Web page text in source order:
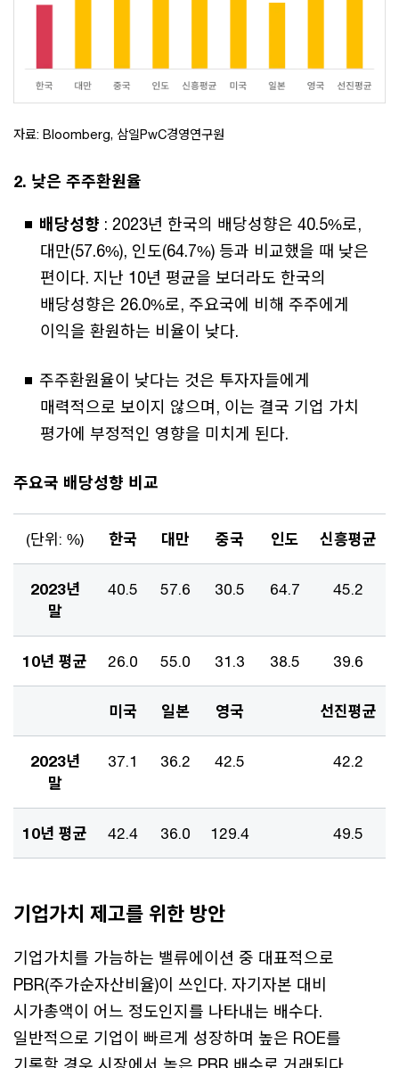
자료: Bloomberg, 삼일PwC경영연구원
2. 낮은 주주환원율
배당성향 : 2023년 한국의 배당성향은 40.5%로,
대만(57.6%), 인도(64.7%) 등과 비교했을 때 낮은
편이다. 지난 10년 평균을 보더라도 한국의
배당성향은 26.0%로, 주요국에 비해 주주에게
이익을 환원하는 비율이 낮다.
주주환원율이 낮다는 것은 투자자들에게
매력적으로 보이지 않으며, 이는 결국 기업 가치
평가에 부정적인 영향을 미치게 된다.
주요국 배당성향 비교
(단위: %) 한국 대만 중국 인도 신흥평균
2023년
말
40.5 57.6 30.5 64.7 45.2
10년 평균 26.0 55.0 31.3 38.5 39.6
미국 일본 영국 선진평균
2023년
말
37.1 36.2 42.5 42.2
10년 평균 42.4 36.0 129.4 49.5
기업가치 제고를 위한 방안
기업가치를 가늠하는 밸류에이션 중 대표적으로
PBR(주가순자산비율)이 쓰인다. 자기자본 대비
시가총액이 어느 정도인지를 나타내는 배수다.
일반적으로 기업이 빠르게 성장하며 높은 ROE를